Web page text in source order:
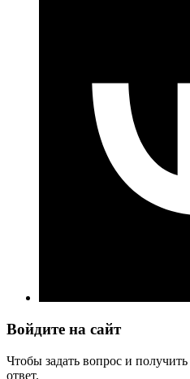
Войдите на сайт
Чтобы задать вопрос и
ответ.